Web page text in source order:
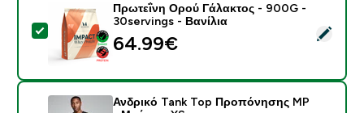
Select this product - Πρωτεΐνη Ορού Γάλακτος -
Πρωτεΐνη Ορού Γάλακτος - 900G -
30servings - Βανίλια
64.99€‎
Ανδρικό Tank Top Προπόνησης MP